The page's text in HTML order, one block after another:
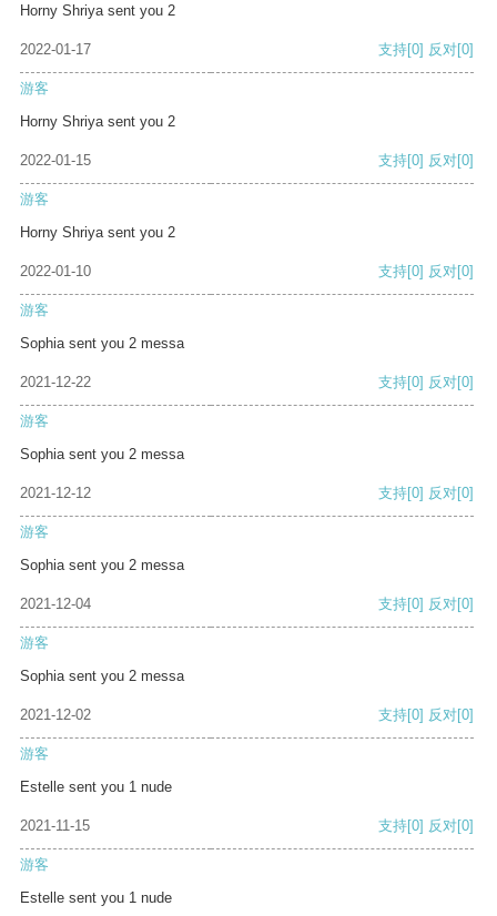
Horny Shriya sent you 2
2022-01-17 支持[0] 反对[0]
游客
Horny Shriya sent you 2
2022-01-15 支持[0] 反对[0]
游客
Horny Shriya sent you 2
2022-01-10 支持[0] 反对[0]
游客
Sophia sent you 2 messa
2021-12-22 支持[0] 反对[0]
游客
Sophia sent you 2 messa
2021-12-12 支持[0] 反对[0]
游客
Sophia sent you 2 messa
2021-12-04 支持[0] 反对[0]
游客
Sophia sent you 2 messa
2021-12-02 支持[0] 反对[0]
游客
Estelle sent you 1 nude
2021-11-15 支持[0] 反对[0]
游客
Estelle sent you 1 nude